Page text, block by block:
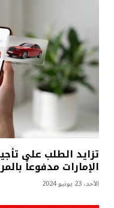
تزايد الطلب على
الإمارات مدفوعاً
الأحد، 23 يونيو 2024